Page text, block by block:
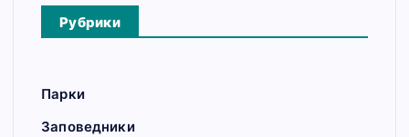
Рубрики
Парки
Заповедники